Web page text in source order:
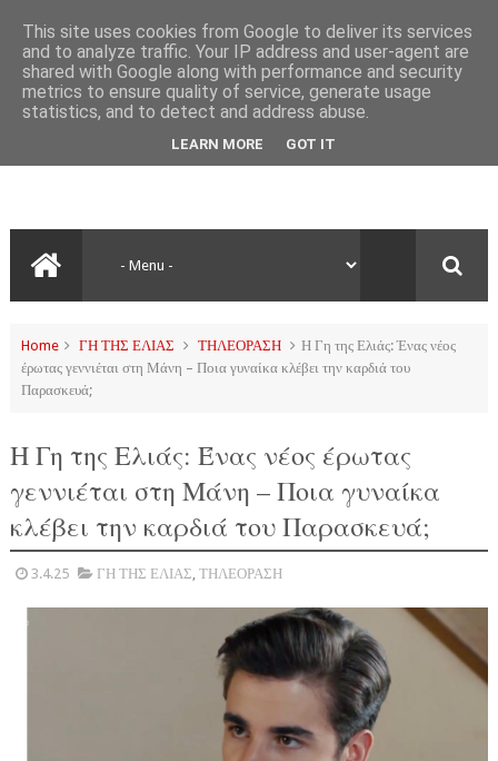
Home ΓΗ ΤΗΣ ΕΛΙΑΣ ΤΗΛΕΟΡΑΣΗ
Η Γη της Ελιάς: Ένας νέος
έρωτας γεννιέται στη Μάνη – Ποια γυναίκα κλέβει την καρδιά του
Παρασκευά;
Η Γη της Ελιάς: Ένας νέος έρωτας
γεννιέται στη Μάνη – Ποια γυναίκα
κλέβει την καρδιά του Παρασκευά;
3.4.25 ΓΗ ΤΗΣ ΕΛΙΑΣ, ΤΗΛΕΟΡΑΣΗ
This site uses cookies from Google to deliver its services
and to analyze traffic. Your IP address and user-agent are
shared with Google along with performance and security
metrics to ensure quality of service, generate usage
statistics, and to detect and address abuse.
LEARN MORE GOT IT